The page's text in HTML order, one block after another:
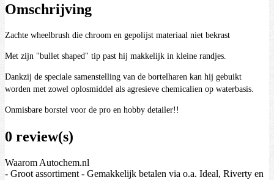
Omschrijving
Zachte wheelbrush die chroom en gepolijst materiaal niet bekrast
Met zijn "bullet shaped" tip past hij makkelijk in kleine randjes.
Dankzij de speciale samenstelling van de bortelharen kan hij gebuikt
worden met zowel oplosmiddel als agresieve chemicalien op waterbasis.
Onmisbare borstel voor de pro en hobby detailer!!
0 review(s)
Waarom Autochem.nl
- Groot assortiment - Gemakkelijk betalen via o.a. Ideal, Riverty en